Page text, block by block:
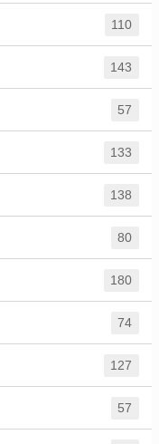
110
143
57
133
138
80
180
74
127
57